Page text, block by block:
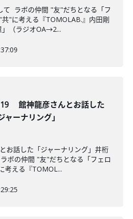
て ラボの仲間 "友"だちとなる「フ
"に考える『TOMOLAB.』内田剛
」（ラジオOA→2...
館神龍彦さんとお話した
ャーナリング」
話した「ジャーナリング」井桁
ボの仲間 "友"だちとなる「フェロ
考える『TOMOL...